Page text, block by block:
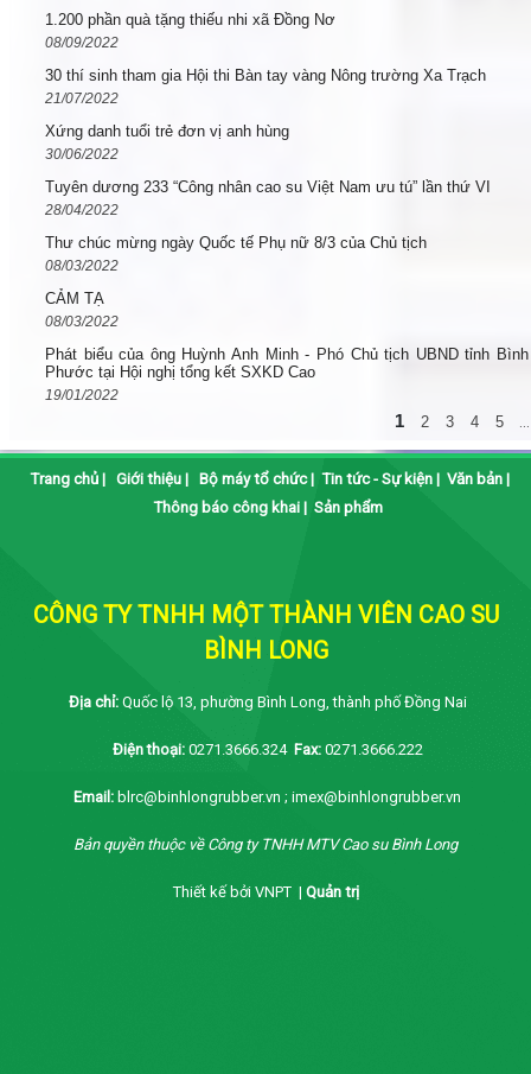
1.200 phần quà tặng thiếu nhi xã Đồng Nơ
08/09/2022
30 thí sinh tham gia Hội thi Bàn tay vàng Nông trường Xa Trạch
21/07/2022
Xứng danh tuổi trẻ đơn vị anh hùng
30/06/2022
Tuyên dương 233 “Công nhân cao su Việt Nam ưu tú” lần thứ VI
28/04/2022
Thư chúc mừng ngày Quốc tế Phụ nữ 8/3 của Chủ tịch
08/03/2022
CẢM TẠ
08/03/2022
Phát biểu của ông Huỳnh Anh Minh - Phó Chủ tịch UBND tỉnh Bình
Phước tại Hội nghị tổng kết SXKD Cao
19/01/2022
1 2 3 4 5 ...
Trang chủ| Giới thiệu| Bộ máy tổ chức| Tin tức - Sự kiện| Văn bản|
Thông báo công khai| Sản phẩm
CÔNG TY TNHH MỘT THÀNH VIÊN CAO SU
BÌNH LONG
Địa chỉ: Quốc lộ 13, phường Bình Long, thành phố Đồng Nai
Điện thoại:0271.3666.324 Fax: 0271.3666.222
Email: blrc@binhlongrubber.vn ; imex@binhlongrubber.vn
Bản quyền thuộc về Công ty TNHH MTV Cao su Bình Long
Thiết kế bởi VNPT | Quản trị